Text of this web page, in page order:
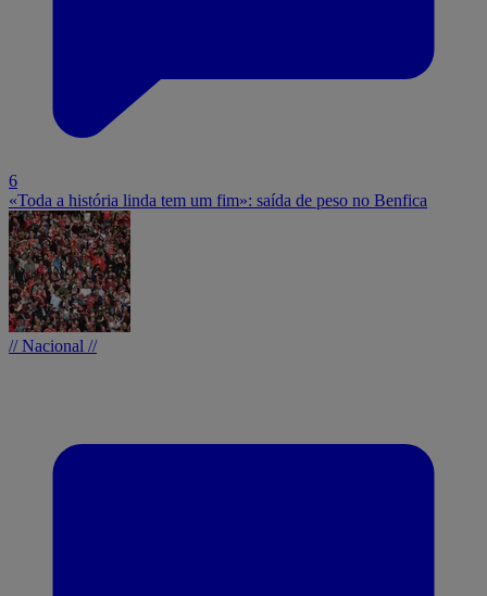
6
«Toda a história linda tem um fim»: saída de peso no Benfica
// Nacional //